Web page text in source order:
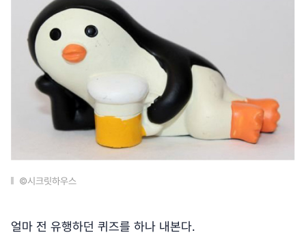
©시크릿하우스
얼마 전 유행하던 퀴즈를 하나 내본다.